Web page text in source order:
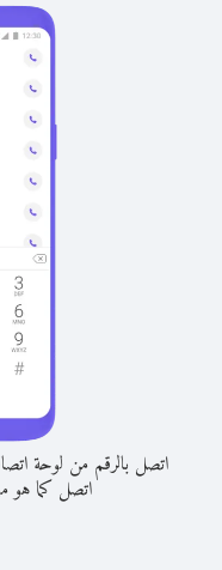
اتصل بالرقم من لوحة
اتصل كما هو